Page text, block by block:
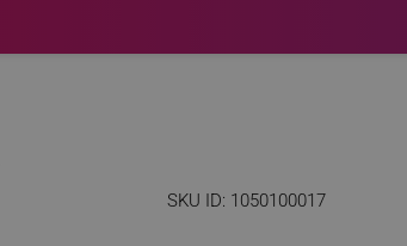
SKU ID: 1050100017